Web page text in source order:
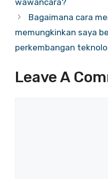
wawancara?
Bagaimana cara
memungkinkan saya
perkembangan
Leave A